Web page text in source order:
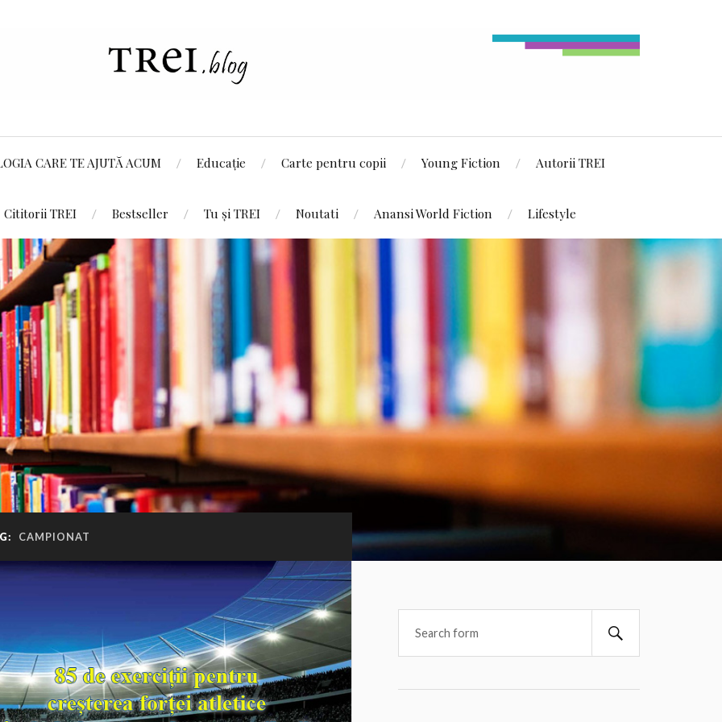
CARE TE AJUTĂ ACUM Educație Carte pentru copii Young Fiction Autorii TREI
Cititorii TREI Bestseller Tu și TREI Noutati Anansi World Fiction Lifestyle
CAMPIONAT